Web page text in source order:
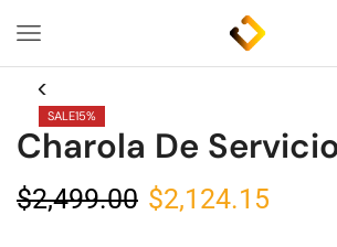
SALE15%
Charola De
$2,499.00 $2,124.15